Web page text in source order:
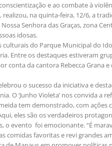
e ao combate à
na quinta-feira, 12/6, a
Senhora das Graças, zona
idosas.
do Parque Municipal do
Entre os destaques estiveram
conta da cantora Rebecca Grana
o sucesso da iniciativa e
O ‘Junho Violeta’ nos convida a
tem demonstrado, com
eles são os verdadeiros
o evento foi emocionante. “É
comidas favoritas e revi grandes